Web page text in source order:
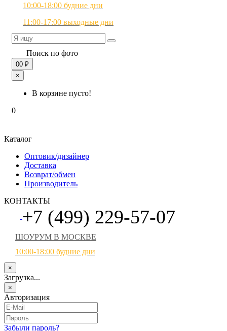
10:00-18:00 будние дни
11:00-17:00 выходные дни
Поиск по фото
00 ₽
×
В корзине пусто!
0
Каталог
Оптовик/дизайнер
Доставка
Возврат/обмен
Производитель
КОНТАКТЫ
+7 (499) 229-57-07
ШОУРУМ В МОСКВЕ
10:00-18:00 будние дни
×
Загрузка...
×
Авторизация
Забыли пароль?